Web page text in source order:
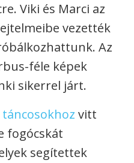
Viki és Marci az
vezették
Az
féle képek
sikerrel járt.
táncosokhoz vitt
fogócskát
segítettek